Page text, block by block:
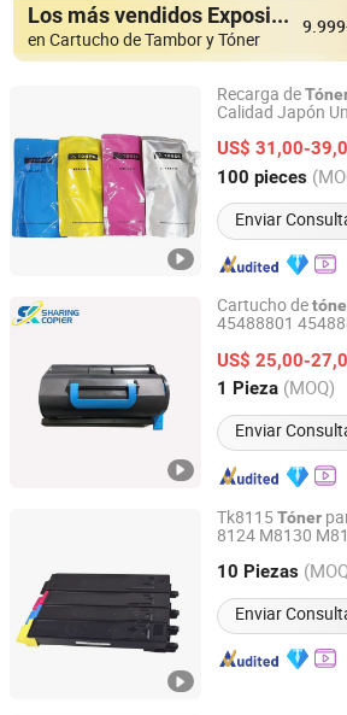
Los más vendidos Expositores
en Cartucho de Tambor y Tóner
Recarga de
Calidad Japón
Recarga de
US$ 31,00-
100 pieces
Enviar
Guangzhou Comstar Office
Guangdong, China Desde
Cartucho de
45488801
/MB760/MB770
US$ 25,00-
1 Pieza (MOQ)
Enviar
ZHONGSHAN SHARINGCOPIER
Guangdong, China Desde
Tk8115Tóner
8124 M8130
10 Piezas
Enviar
Xiamen O-Atronic Computer Material
Fujian, China Desde 2010